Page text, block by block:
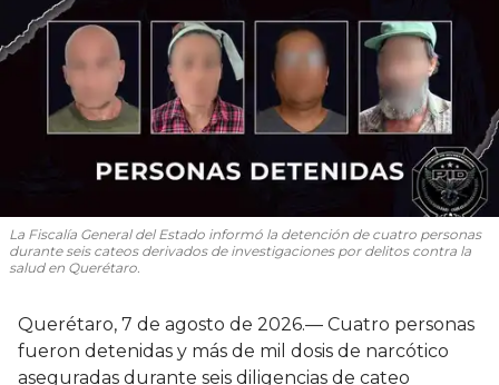
La Fiscalía General del Estado informó la detención de cuatro personas
durante seis cateos derivados de investigaciones por delitos contra la
salud en Querétaro.
Querétaro, 7 de agosto de 2026.— Cuatro personas
fueron detenidas y más de mil dosis de narcótico
aseguradas durante seis diligencias de cateo